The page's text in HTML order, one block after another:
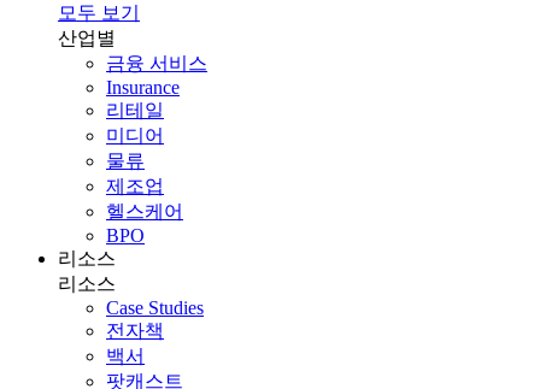
모두 보기
산업별
금융 서비스
Insurance
리테일
미디어
물류
제조업
헬스케어
BPO
리소스
리소스
Case Studies
전자책
백서
팟캐스트